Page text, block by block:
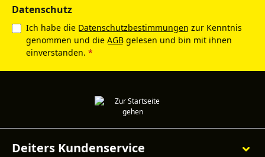
Datenschutz
Ich habe die Datenschutzbestimmungen zur Kenntnis
genommen und die AGB gelesen und bin mit ihnen
einverstanden. *
Deiters Kundenservice